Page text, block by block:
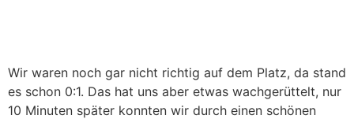
Wir waren noch gar nicht richtig auf dem Platz, da stand
es schon 0:1. Das hat uns aber etwas wachgerüttelt, nur
10 Minuten später konnten wir durch einen schönen